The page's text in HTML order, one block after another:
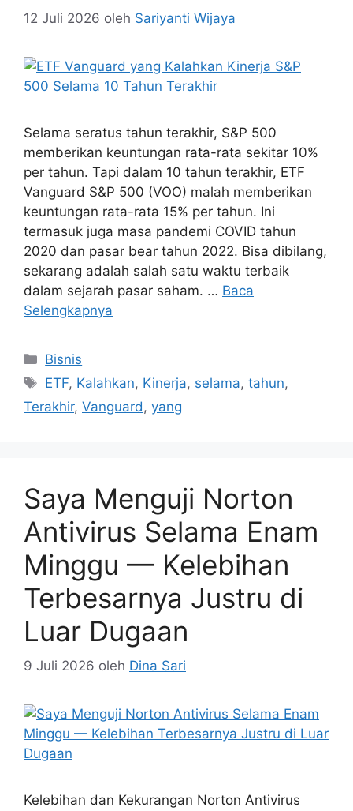
12 Juli 2026 oleh Sariyanti Wijaya
Selama seratus tahun terakhir, S&P 500
memberikan keuntungan rata-rata sekitar 10%
per tahun. Tapi dalam 10 tahun terakhir, ETF
Vanguard S&P 500 (VOO) malah memberikan
keuntungan rata-rata 15% per tahun. Ini
termasuk juga masa pandemi COVID tahun
2020 dan pasar bear tahun 2022. Bisa dibilang,
sekarang adalah salah satu waktu terbaik
dalam sejarah pasar saham. … Baca
Selengkapnya
Kategori
Bisnis
Tag
ETF, Kalahkan, Kinerja, selama,tahun,
Terakhir, Vanguard , yang
Saya Menguji Norton
Antivirus Selama Enam
Minggu — Kelebihan
Terbesarnya Justru di
Luar Dugaan
9 Juli 2026 oleh Dina Sari
Kelebihan dan Kekurangan Norton Antivirus